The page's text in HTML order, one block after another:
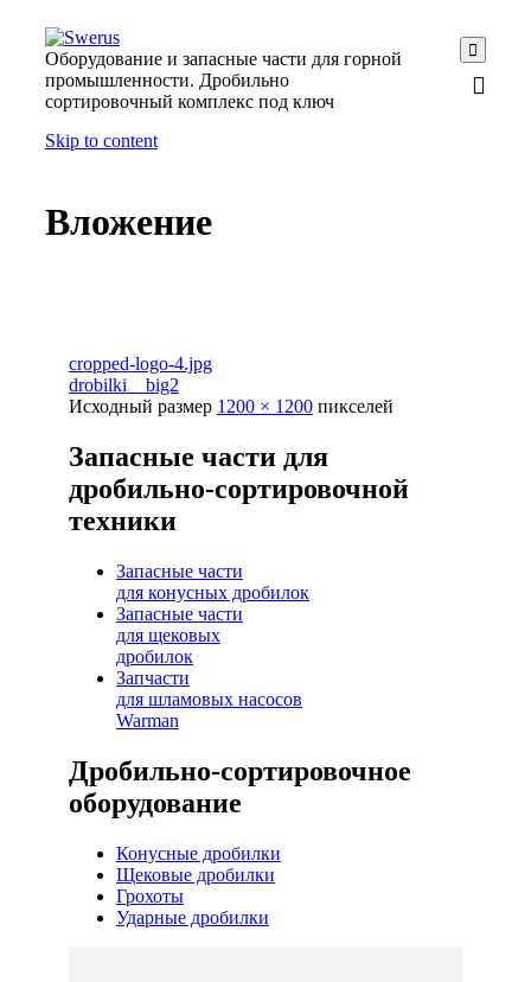
Оборудование и запасные части для горной
промышленности. Дробильно
сортировочный комплекс под ключ

Skip to content
Вложение
cropped-logo-4.jpg
drobilki__big2
Исходный размер 1200 × 1200 пикселей
Запасные части для
дробильно-сортировочной
техники
Запасные части
для конусных дробилок
Запасные части
для щековых
дробилок
Запчасти
для шламовых насосов
Warman
Дробильно-сортировочное
оборудование
Конусные дробилки
Щековые дробилки
Грохоты
Ударные дробилки